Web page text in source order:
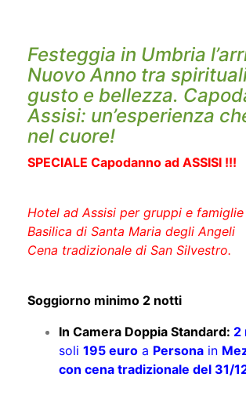
Festeggia in Umbria
Nuovo Anno tra
gusto e bellezza.
Assisi: un’esperienza
nel cuore!
SPECIALE Capodanno ad ASSISI !!!
Hotel ad Assisi per gruppi e
Basilica di Santa Maria degli Angeli
Cena tradizionale di San Silvestro.
Soggiorno minimo 2 notti
In Camera Doppia Standard: 2
soli 195 euro a Persona in
con cena tradizionale del 31/